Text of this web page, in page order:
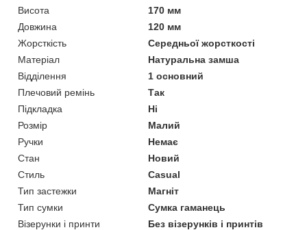
Висота
170 мм
Довжина
120 мм
Жорсткість
Середньої жорсткості
Матеріал
Натуральна замша
Відділення
1 основний
Плечовий ремінь
Так
Підкладка
Ні
Розмір
Малий
Ручки
Немає
Стан
Новий
Стиль
Casual
Тип застежки
Магніт
Тип сумки
Сумка гаманець
Візерунки і принти
Без візерунків і принтів